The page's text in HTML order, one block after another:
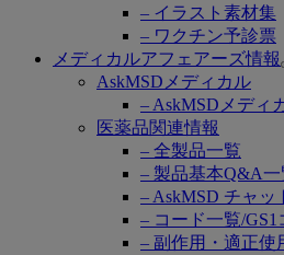
– イラスト素材集
– ワクチン予診票
メディカルアフェアーズ情報
AskMSDメディカル
– AskMSDメディ
医薬品関連情報
– 全製品一覧
– 製品基本Q&A一
– AskMSD チャッ
– コード一覧/GS1
– 副作用・適正使